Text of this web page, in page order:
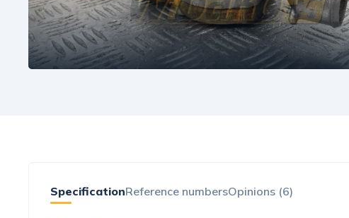
SpecificationReference numbersOpinions (6)